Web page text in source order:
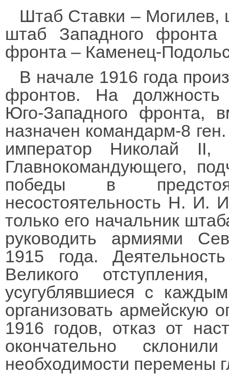
Штаб Ставки – Могилев,
штаб Западного
фронта – Каменец-
В начале 1916 года
фронтов. На должность
Юго-Западного фронта,
назначен командарм-8
император Николай II,
Главнокомандующего,
победы в
несостоятельность Н. И.
только его начальник
руководить армиями
1915 года.
Великого
усугублявшиеся с
организовать армейскую
1916 годов, отказ от
окончательно
необходимости перемены